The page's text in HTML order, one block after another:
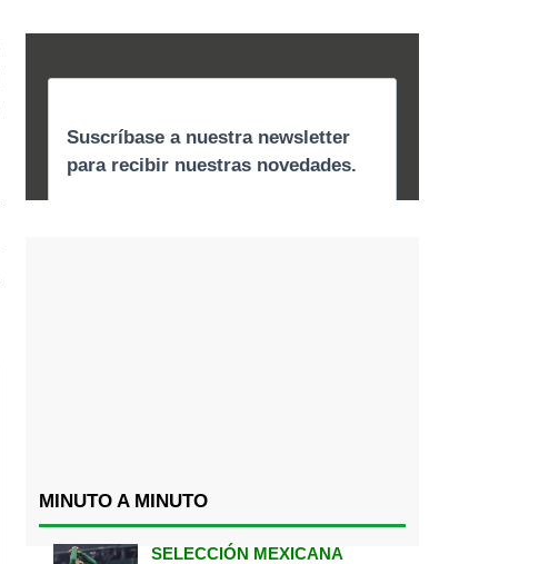
MINUTO A MINUTO
SELECCIÓN MEXICANA